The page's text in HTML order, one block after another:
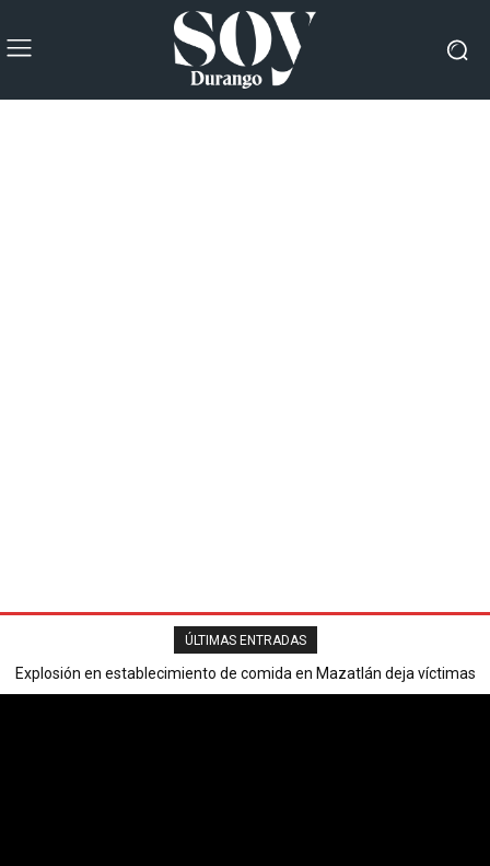
ÚLTIMAS ENTRADAS
Explosión en establecimiento de comida en Mazatlán deja víctimas
mortales y varios heridos.